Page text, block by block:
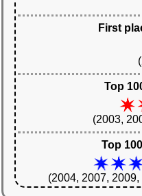
First
Top
(2003,
Top
(2004, 2007,